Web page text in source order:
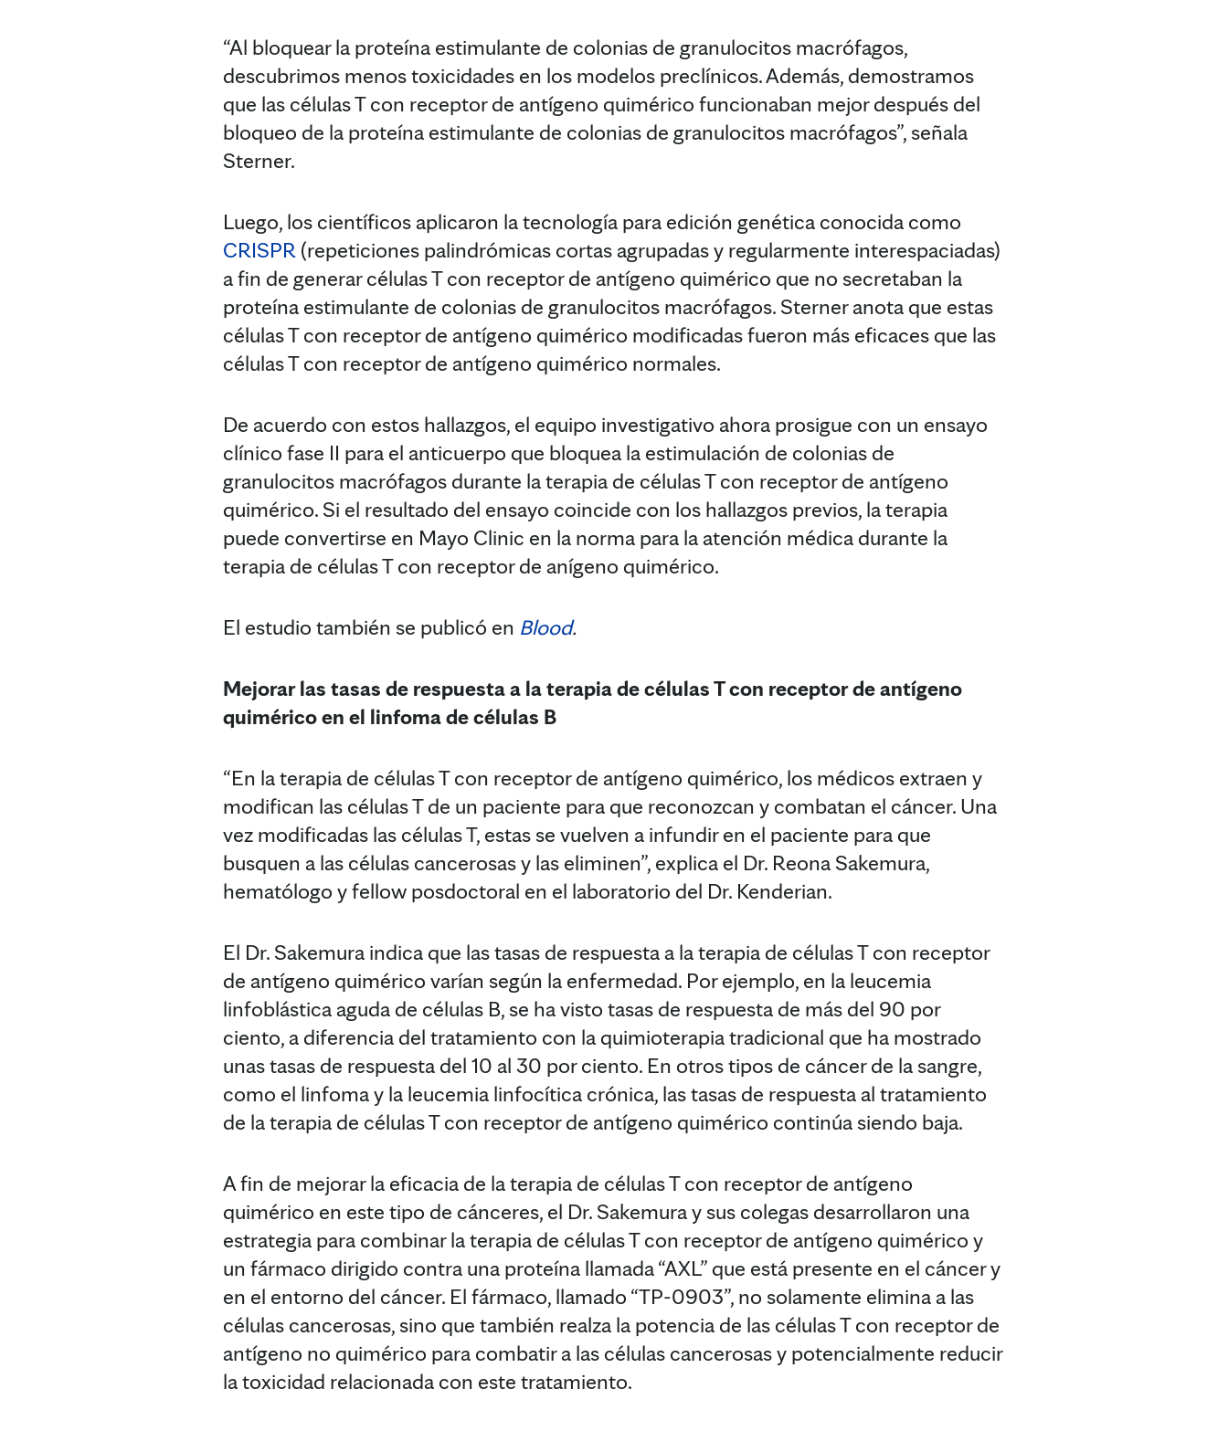
“Al bloquear la proteína estimulante de colonias de granulocitos macrófagos,
descubrimos menos toxicidades en los modelos preclínicos. Además, demostramos
que las células T con receptor de antígeno quimérico funcionaban mejor después del
bloqueo de la proteína estimulante de colonias de granulocitos macrófagos”, señala
Sterner.
Luego, los científicos aplicaron la tecnología para edición genética conocida como
CRISPR (repeticiones palindrómicas cortas agrupadas y regularmente interespaciadas)
a fin de generar células T con receptor de antígeno quimérico que no secretaban la
proteína estimulante de colonias de granulocitos macrófagos. Sterner anota que estas
células T con receptor de antígeno quimérico modificadas fueron más eficaces que las
células T con receptor de antígeno quimérico normales.
De acuerdo con estos hallazgos, el equipo investigativo ahora prosigue con un ensayo
clínico fase II para el anticuerpo que bloquea la estimulación de colonias de
granulocitos macrófagos durante la terapia de células T con receptor de antígeno
quimérico. Si el resultado del ensayo coincide con los hallazgos previos, la terapia
puede convertirse en Mayo Clinic en la norma para la atención médica durante la
terapia de células T con receptor de anígeno quimérico.
El estudio también se publicó en Blood.
Mejorar las tasas de respuesta a la terapia de células T con receptor de antígeno
quimérico en el linfoma de células B
“En la terapia de células T con receptor de antígeno quimérico, los médicos extraen y
modifican las células T de un paciente para que reconozcan y combatan el cáncer. Una
vez modificadas las células T, estas se vuelven a infundir en el paciente para que
busquen a las células cancerosas y las eliminen”, explica el Dr. Reona Sakemura,
hematólogo y fellow posdoctoral en el laboratorio del Dr. Kenderian.
El Dr. Sakemura indica que las tasas de respuesta a la terapia de células T con receptor
de antígeno quimérico varían según la enfermedad. Por ejemplo, en la leucemia
linfoblástica aguda de células B, se ha visto tasas de respuesta de más del 90 por
ciento, a diferencia del tratamiento con la quimioterapia tradicional que ha mostrado
unas tasas de respuesta del 10 al 30 por ciento. En otros tipos de cáncer de la sangre,
como el linfoma y la leucemia linfocítica crónica, las tasas de respuesta al tratamiento
de la terapia de células T con receptor de antígeno quimérico continúa siendo baja.
A fin de mejorar la eficacia de la terapia de células T con receptor de antígeno
quimérico en este tipo de cánceres, el Dr. Sakemura y sus colegas desarrollaron una
estrategia para combinar la terapia de células T con receptor de antígeno quimérico y
un fármaco dirigido contra una proteína llamada “AXL” que está presente en el cáncer y
en el entorno del cáncer. El fármaco, llamado “TP-0903”, no solamente elimina a las
células cancerosas, sino que también realza la potencia de las células T con receptor de
antígeno no quimérico para combatir a las células cancerosas y potencialmente reducir
la toxicidad relacionada con este tratamiento.